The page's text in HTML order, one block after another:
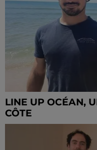
LINE UP OCÉAN,
CÔTE